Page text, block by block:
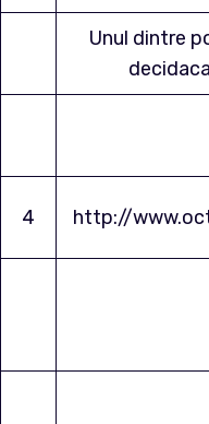
Unul dintre
4 http://